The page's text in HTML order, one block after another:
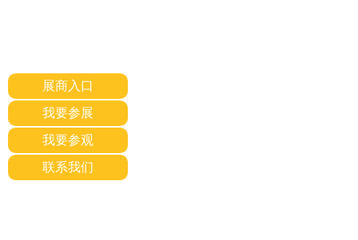
展商入口
我要参展
我要参观
联系我们